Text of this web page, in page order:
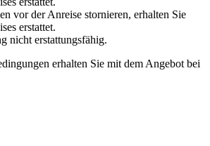
vor der Anreise stornieren, erhalten Sie
erstattet.
nicht erstattungsfähig.
erhalten Sie mit dem Angebot bei